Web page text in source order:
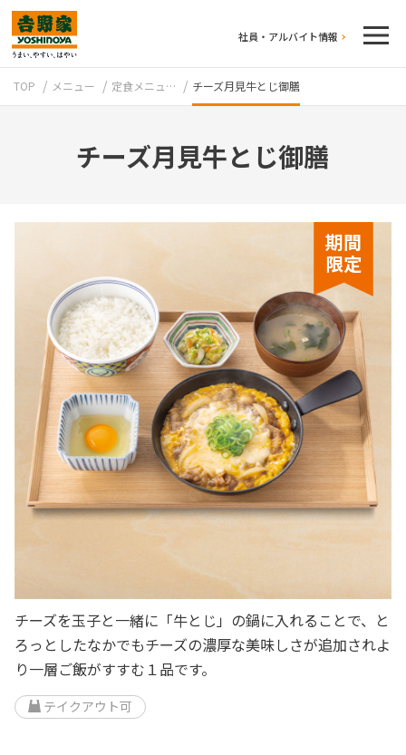
社員・アルバイト情報
牛丼のこだわり 吉野家の歴史
TOP メニュー 定食メニュ… チーズ月見牛とじ御膳
チーズ月見牛とじ御膳
期間
限定
チーズを玉子と一緒に「牛とじ」の鍋に入れることで、と
ろっとしたなかでもチーズの濃厚な美味しさが追加されよ
り一層ご飯がすすむ１品です。
テイクアウト可